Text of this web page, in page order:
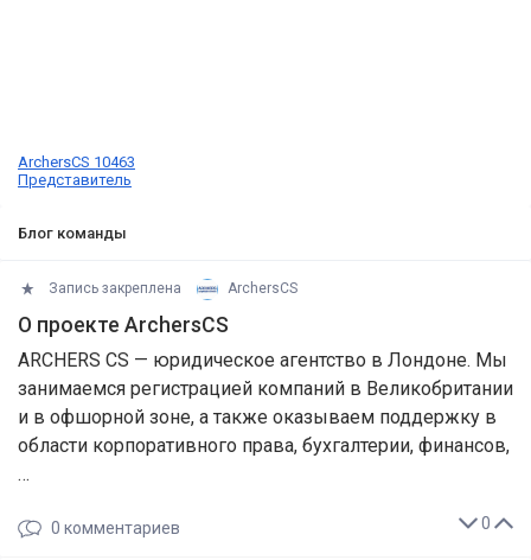
ArchersCS 10463
Представитель
Блог команды
Запись закреплена ArchersCS
О проекте ArchersCS
ARCHERS CS — юридическое агентство в Лондоне. Мы
занимаемся регистрацией компаний в Великобритании
и в офшорной зоне, а также оказываем поддержку в
области корпоративного права, бухгалтерии, финансов,
…
0
0 комментариев